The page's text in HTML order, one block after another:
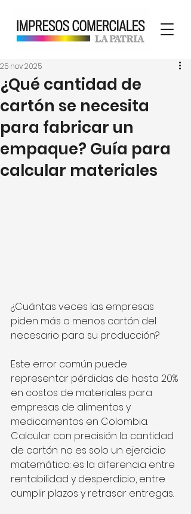
¿Qué cantidad de
cartón se necesita
para fabricar un
empaque? Guía para
calcular materiales
25 nov 2025
¿Cuántas veces las empresas
piden más o menos cartón del
necesario para su producción?
Este error común puede
representar pérdidas de hasta 20%
en costos de materiales para
empresas de alimentos y
medicamentos en Colombia.
Calcular con precisión la cantidad
de cartón no es solo un ejercicio
matemático: es la diferencia entre
rentabilidad y desperdicio, entre
cumplir plazos y retrasar entregas.